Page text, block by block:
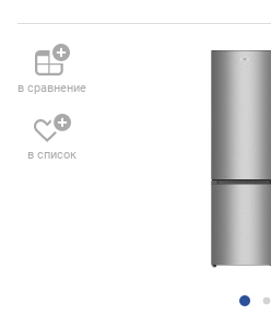
в сравнение
в список